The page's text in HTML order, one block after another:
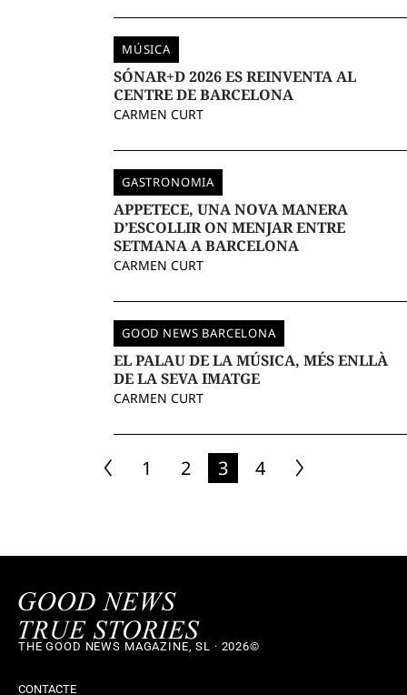
MÚSICA
SÓNAR+D 2026 ES REINVENTA AL
CENTRE DE BARCELONA
CARMEN CURT
GASTRONOMIA
APPETECE, UNA NOVA MANERA
D’ESCOLLIR ON MENJAR ENTRE
SETMANA A BARCELONA
CARMEN CURT
GOOD NEWS BARCELONA
EL PALAU DE LA MÚSICA, MÉS ENLLÀ
DE LA SEVA IMATGE
CARMEN CURT
1 2 3 4
THE GOOD NEWS MAGAZINE, SL · 2026©
CONTACTE